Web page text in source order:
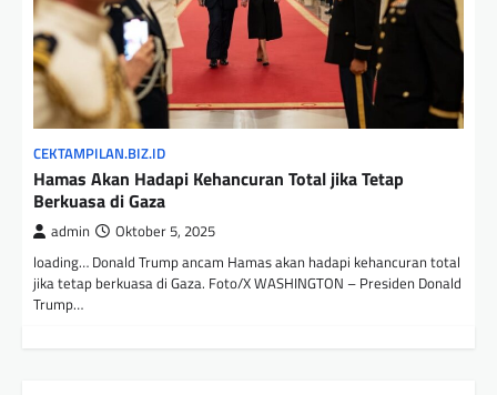
CEKTAMPILAN.BIZ.ID
Hamas Akan Hadapi Kehancuran Total jika Tetap
Berkuasa di Gaza
admin Oktober 5, 2025
loading… Donald Trump ancam Hamas akan hadapi kehancuran total
jika tetap berkuasa di Gaza. Foto/X WASHINGTON – Presiden Donald
Trump…